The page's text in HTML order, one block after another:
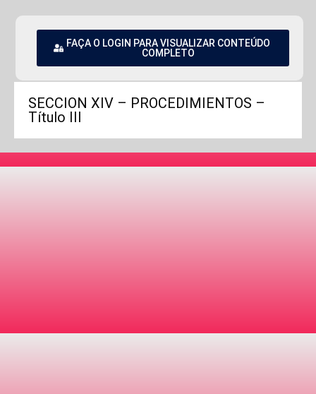
FAÇA O LOGIN PARA VISUALIZAR CONTEÚDO
COMPLETO
SECCION XIV – PROCEDIMIENTOS –
Título III